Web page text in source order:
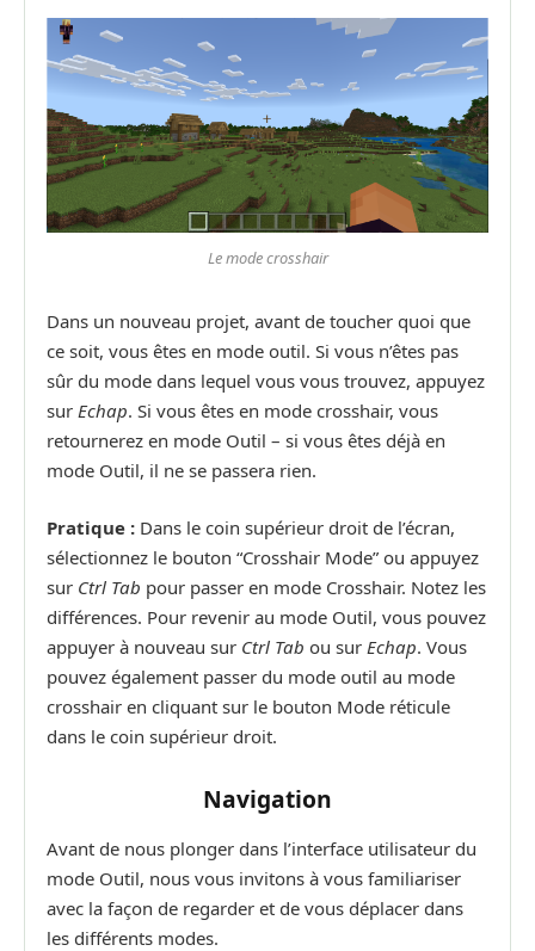
Le mode crosshair
Dans un nouveau projet, avant de toucher quoi que
ce soit, vous êtes en mode outil. Si vous n’êtes pas
sûr du mode dans lequel vous vous trouvez, appuyez
sur Echap. Si vous êtes en mode crosshair, vous
retournerez en mode Outil – si vous êtes déjà en
mode Outil, il ne se passera rien.
Pratique : Dans le coin supérieur droit de l’écran,
sélectionnez le bouton “Crosshair Mode” ou appuyez
sur Ctrl Tab pour passer en mode Crosshair. Notez les
différences. Pour revenir au mode Outil, vous pouvez
appuyer à nouveau sur Ctrl Tab ou sur Echap. Vous
pouvez également passer du mode outil au mode
crosshair en cliquant sur le bouton Mode réticule
dans le coin supérieur droit.
Navigation
Avant de nous plonger dans l’interface utilisateur du
mode Outil, nous vous invitons à vous familiariser
avec la façon de regarder et de vous déplacer dans
les différents modes.